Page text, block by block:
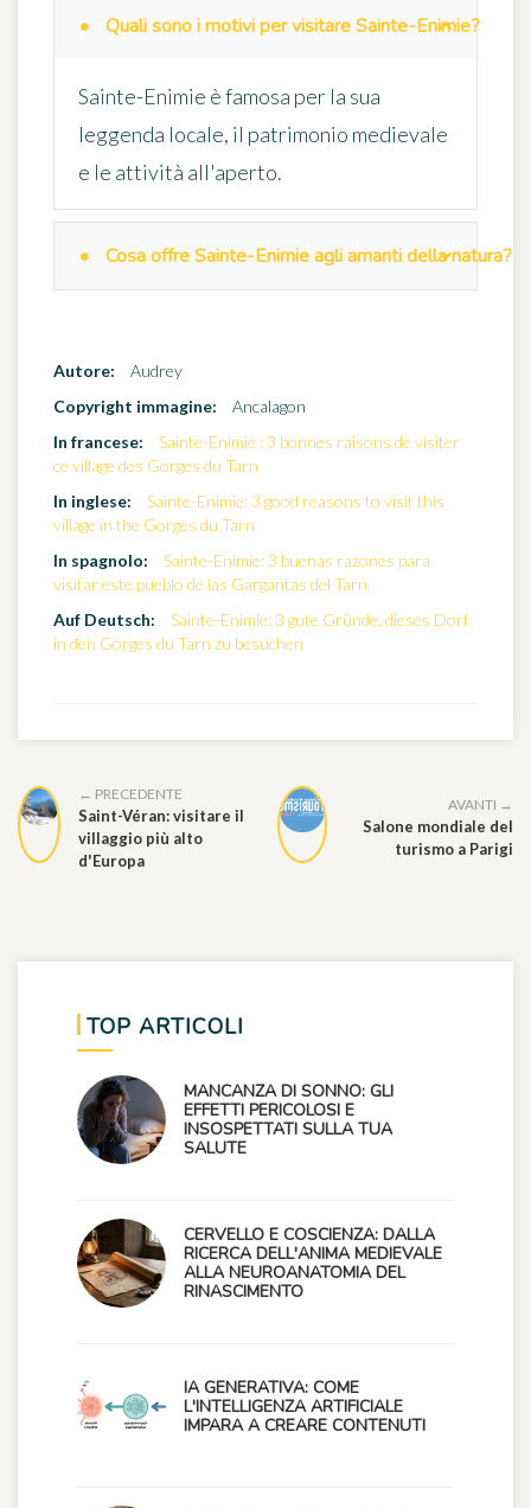
Quali sono i motivi per visitare Sainte-Enimie?
Sainte-Enimie è famosa per la sua
leggenda locale, il patrimonio medievale
e le attività all'aperto.
Cosa offre Sainte-Enimie agli amanti della natura?
Autore:
Audrey
Copyright immagine:
Ancalagon
In francese:
Sainte-Enimie : 3 bonnes raisons de visiter
ce village des Gorges du Tarn
In inglese:
Sainte-Enimie: 3 good reasons to visit this
village in the Gorges du Tarn
In spagnolo:
Sainte-Enimie: 3 buenas razones para
visitar este pueblo de las Gargantas del Tarn
Auf Deutsch:
Sainte-Enimie: 3 gute Gründe, dieses Dorf
in den Gorges du Tarn zu besuchen
← PRECEDENTE
Saint-Véran: visitare il
villaggio più alto
d'Europa
AVANTI →
Salone mondiale del
turismo a Parigi
TOP ARTICOLI
MANCANZA DI SONNO: GLI
EFFETTI PERICOLOSI E
INSOSPETTATI SULLA TUA
SALUTE
CERVELLO E COSCIENZA: DALLA
RICERCA DELL'ANIMA MEDIEVALE
ALLA NEUROANATOMIA DEL
RINASCIMENTO
IA GENERATIVA: COME
L'INTELLIGENZA ARTIFICIALE
IMPARA A CREARE CONTENUTI